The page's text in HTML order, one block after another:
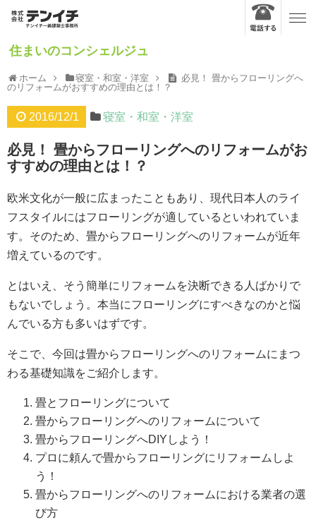
住まいのコンシェルジュ
ホーム 寝室・和室・洋室
必見！ 畳からフローリングへ
のリフォームがおすすめの理由とは！？
2016/12/1 寝室・和室・洋室
必見！ 畳からフローリングへのリフォームがお
すすめの理由とは！？
欧米文化が一般に広まったこともあり、現代日本人のライ
フスタイルにはフローリングが適しているといわれていま
す。そのため、畳からフローリングへのリフォームが近年
増えているのです。
とはいえ、そう簡単にリフォームを決断できる人ばかりで
もないでしょう。本当にフローリングにすべきなのかと悩
んでいる方も多いはずです。
そこで、今回は畳からフローリングへのリフォームにまつ
わる基礎知識をご紹介します。
畳とフローリングについて
畳からフローリングへのリフォームについて
畳からフローリングへDIYしよう！
プロに頼んで畳からフローリングにリフォームしよ
う！
畳からフローリングへのリフォームにおける業者の選
び方